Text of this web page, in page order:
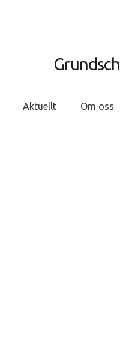
Aktuellt Om oss